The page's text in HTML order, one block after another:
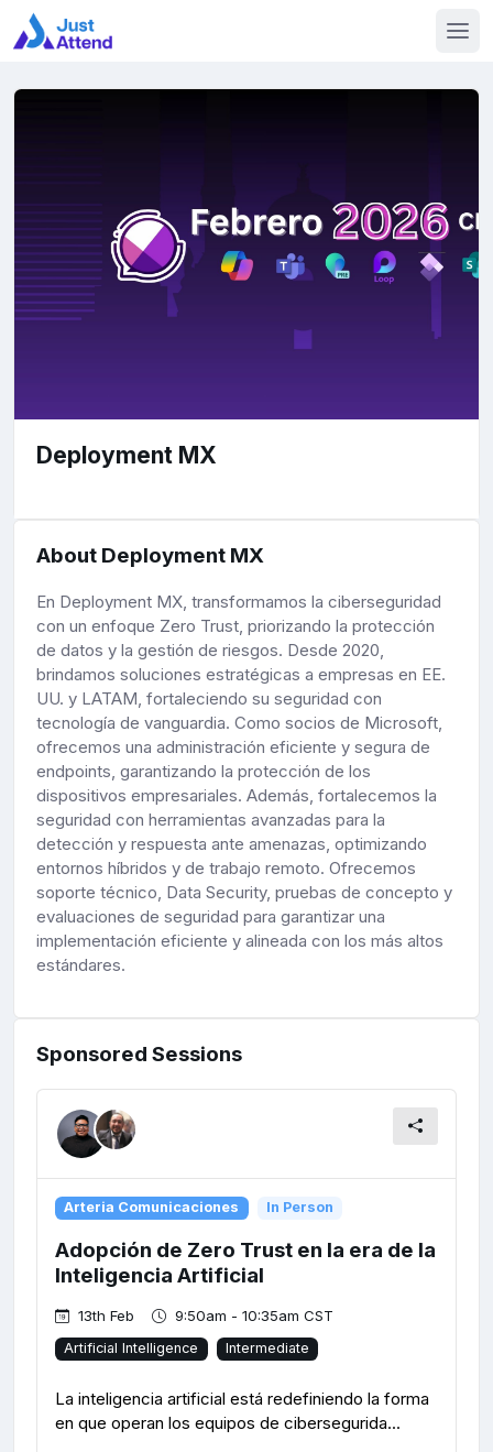
Deployment MX
About Deployment MX
En Deployment MX, transformamos la ciberseguridad
con un enfoque Zero Trust, priorizando la protección
de datos y la gestión de riesgos. Desde 2020,
brindamos soluciones estratégicas a empresas en EE.
UU. y LATAM, fortaleciendo su seguridad con
tecnología de vanguardia. Como socios de Microsoft,
ofrecemos una administración eficiente y segura de
endpoints, garantizando la protección de los
dispositivos empresariales. Además, fortalecemos la
seguridad con herramientas avanzadas para la
detección y respuesta ante amenazas, optimizando
entornos híbridos y de trabajo remoto. Ofrecemos
soporte técnico, Data Security, pruebas de concepto y
evaluaciones de seguridad para garantizar una
implementación eficiente y alineada con los más altos
estándares.
Sponsored Sessions
Arteria Comunicaciones In Person
Adopción de Zero Trust en la era de la
Inteligencia Artificial
13th Feb 9:50am - 10:35am CST
Artificial Intelligence Intermediate
La inteligencia artificial está redefiniendo la forma
en que operan los equipos de cibersegurida...